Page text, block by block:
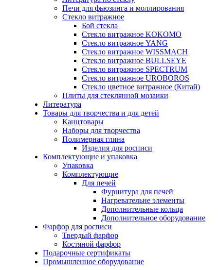
Печи для фьюзинга и моллирования
Стекло витражное
Бой стекла
Стекло витражное KOKOMO
Стекло витражное YANG
Стекло витражное WISSMACH
Стекло витражное BULLSEYE
Стекло витражное SPECTRUM
Стекло витражное UROBOROS
Стекло цветное витражное (Китай)
Плиты для стеклянной мозаики
Литература
Товары для творчества и для детей
Канцтовары
Наборы для творчества
Полимерная глина
Изделия для росписи
Комплектующие и упаковка
Упаковка
Комплектующие
Для печей
Фурнитура для печей
Нагревательне элементы
Дополнительные кольца
Дополнительное оборудование
Фарфор для росписи
Твердый фарфор
Костяной фарфор
Подарочные сертификаты
Промышленное оборудование